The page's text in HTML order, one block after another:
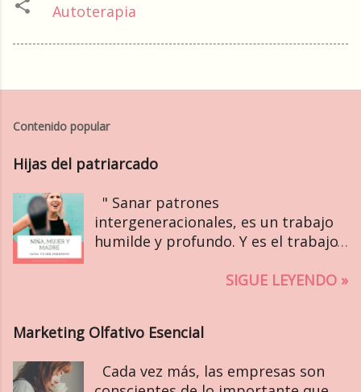
Autoterapia
Contenido popular
Hijas del patriarcado
" Sanar patrones
intergeneracionales, es un trabajo
humilde y profundo. Y es el trabajo
Sobre la herida de la Madre Existe
subconsciente y se traspasa, sin
generación. Este ideal, se manifiesta
SIGUE LEYENDO »
Marketing Olfativo Esencial
Cada vez más, las empresas son